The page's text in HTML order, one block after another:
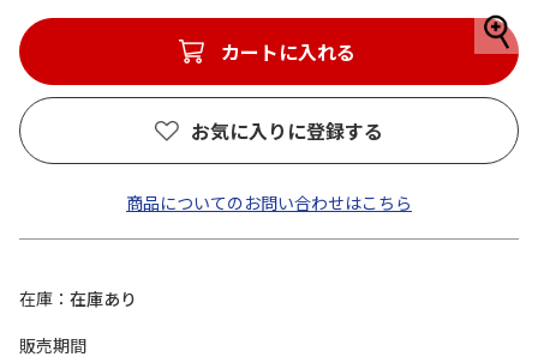
カートに入れる
お気に入りに登録する
商品についてのお問い合わせはこちら
在庫
在庫あり
販売期間